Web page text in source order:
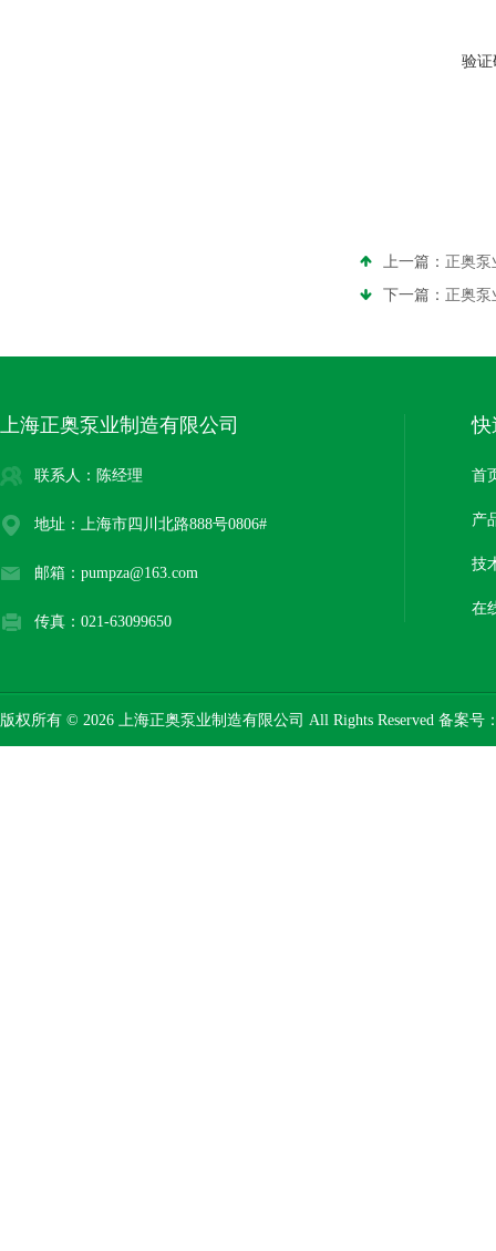
验证
上一篇： 正奥泵
下一篇： 正奥泵
上海正奥泵业制造有限公司
联系人：陈经理
地址：上海市四川北路888号0806#
邮箱：pumpza@163.com
传真：021-63099650
快
首
产
技
在
版权所有 © 2026 上海正奥泵业制造有限公司 All Rights Reserved 备案号